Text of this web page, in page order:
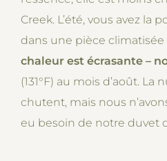
Creek. L’été, vous avez la
dans une pièce climatisée
chaleur est écrasante –
(131°F) au mois d’août.
chutent, mais nous
eu besoin de notre duvet